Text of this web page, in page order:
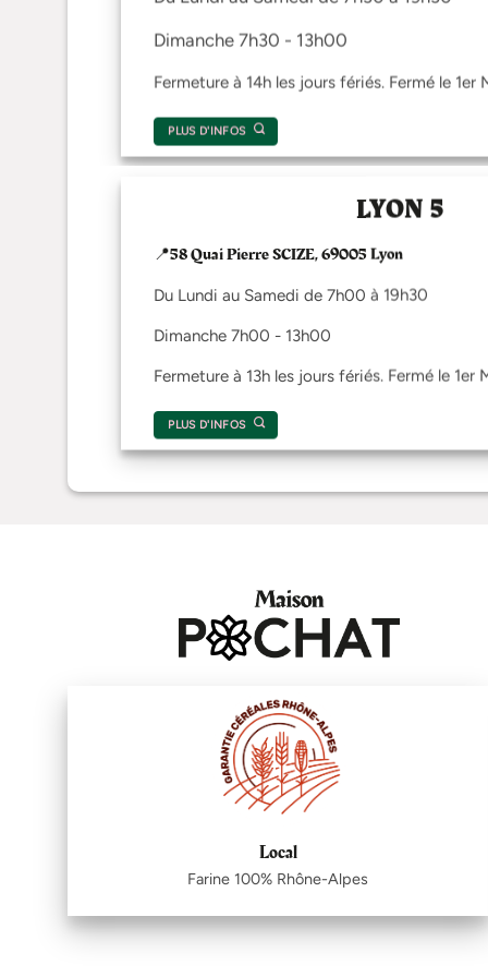
Dimanche 7h30 - 13h00
Fermeture à 14h les jours fériés. Fermé le 1er
PLUS D'INFOS
LYON 5
📍58 Quai Pierre SCIZE, 69005 Lyon
Du Lundi au Samedi de 7h00 à 19h30
Dimanche 7h00 - 13h00
Fermeture à 13h les jours fériés. Fermé le 1er
PLUS D'INFOS
Local
Farine 100% Rhône-Alpes